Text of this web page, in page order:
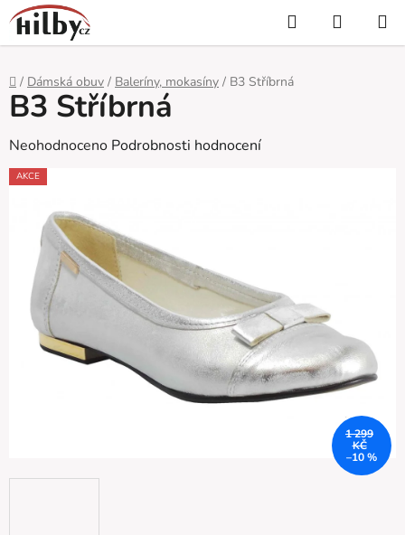
Přejít
na
obsah
Hledat
KOŠÍK
Domů
/ Dámská obuv / Baleríny, mokasíny / B3 Stříbrná
B3 Stříbrná
Průměrné
hodnocení
hvězdiček.
Neohodnoceno Podrobnosti hodnocení
AKCE
1 299
KČ
–10 %